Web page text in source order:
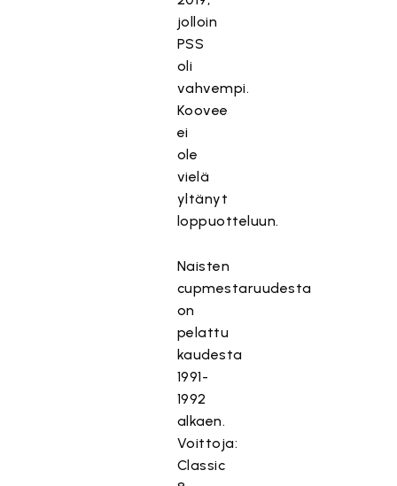
jolloin
PSS
oli
vahvempi.
Koovee
ei
ole
vielä
yltänyt
loppuotteluun.
Naisten
cupmestaruudesta
on
pelattu
kaudesta
1991-
1992
alkaen.
Voittoja:
Classic